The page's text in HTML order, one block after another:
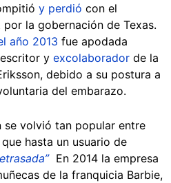
y perdió con el
la gobernación de Texas.
año 2013 fue apodada
y excolaborador de la
debido a su postura a
del embarazo.
se volvió tan popular entre
hasta un usuario de
En 2014 la empresa
de la franquicia Barbie,